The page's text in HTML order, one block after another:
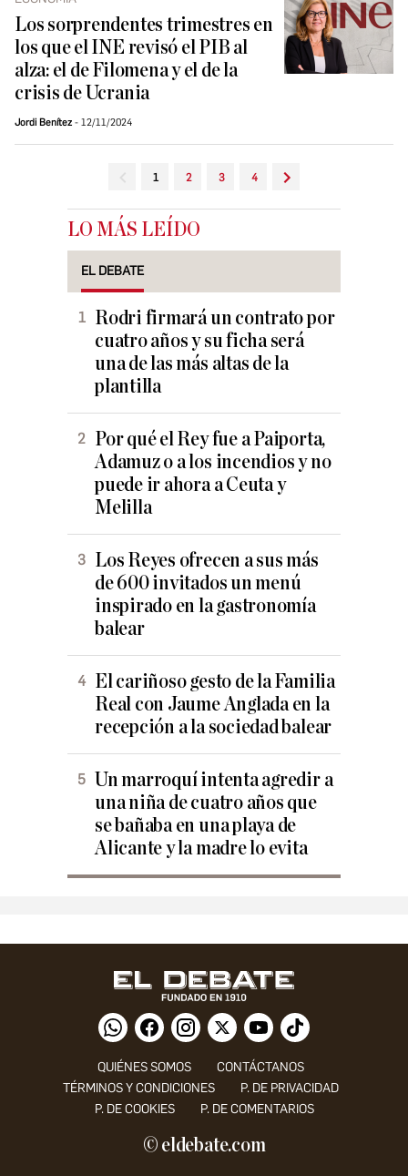
Los sorprendentes trimestres en
los que el INE revisó el PIB al
alza: el de Filomena y el de la
crisis de Ucrania
Jordi Benítez 12/11/2024
1 2 3 4
LO MÁS LEÍDO
EL DEBATE
Rodri firmará un contrato por
cuatro años y su ficha será
una de las más altas de la
plantilla
Por qué el Rey fue a Paiporta,
Adamuz o a los incendios y no
puede ir ahora a Ceuta y
Melilla
Los Reyes ofrecen a sus más
de 600 invitados un menú
inspirado en la gastronomía
balear
El cariñoso gesto de la Familia
Real con Jaume Anglada en la
recepción a la sociedad balear
Un marroquí intenta agredir a
una niña de cuatro años que
se bañaba en una playa de
Alicante y la madre lo evita
QUIÉNES SOMOS
CONTÁCTANOS
TÉRMINOS Y CONDICIONES
P. DE PRIVACIDAD
P. DE COOKIES
P. DE COMENTARIOS
© eldebate.com